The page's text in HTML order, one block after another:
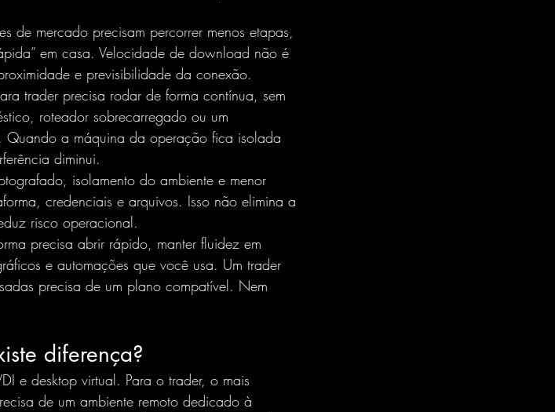
de mercado precisam percorrer menos etapas,
em casa. Velocidade de download não é
e previsibilidade da conexão.
trader precisa rodar de forma contínua, sem
roteador sobrecarregado ou um
Quando a máquina da operação fica isolada
diminui.
isolamento do ambiente e menor
credenciais e arquivos. Isso não elimina a
risco operacional.
precisa abrir rápido, manter fluidez em
e automações que você usa. Um trader
precisa de um plano compatível. Nem
diferença?
e desktop virtual. Para o trader, o mais
de um ambiente remoto dedicado à